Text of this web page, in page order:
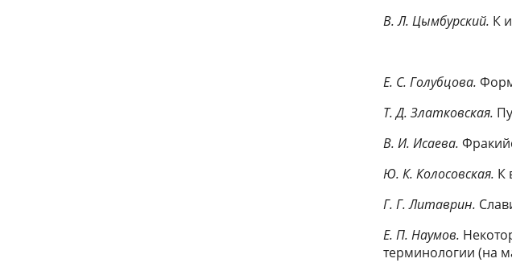
В. Л. Цымбурский. К
Е. С. Голубцова.
Т. Д. Златковская.
В. И. Исаева.
Ю. К. Колосовская. К
Г. Г. Литаврин.
Е. П. Наумов.
терминологии (на